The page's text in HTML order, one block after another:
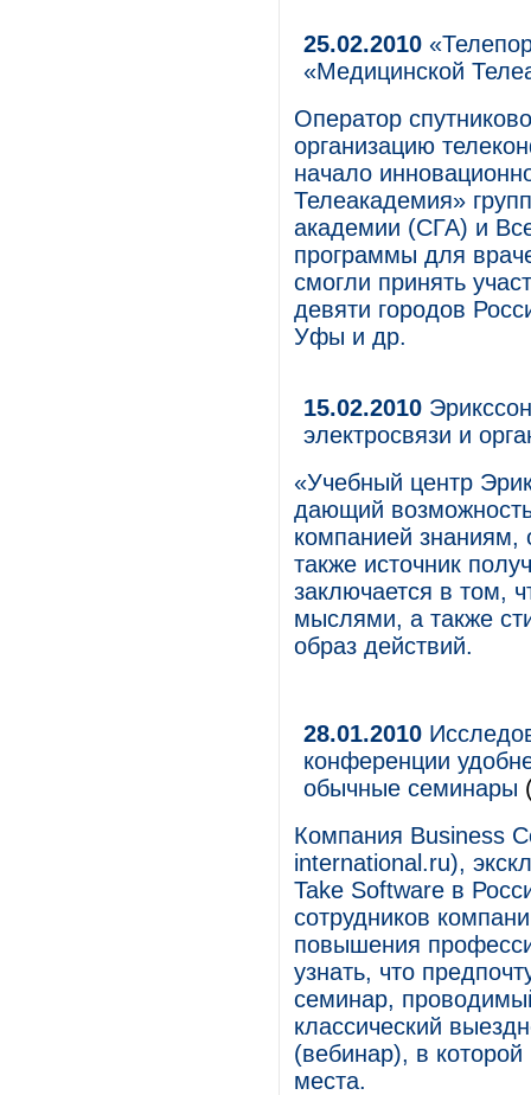
25.02.2010
«Медицинской
Оператор
организацию
начало
Телеакадемия»
академии (СГА) и
программы для
смогли принять
девяти городов
Уфы и др.
15.02.2010
электросвязи и
«Учебный центр
дающий
компанией
также источник
заключается в том,
мыслями, а также
образ действий.
28.01.2010
конференции
обычные семинары
Компания Business
international.ru),
Take Software в
сотрудников
повышения
узнать, что
семинар,
классический
(вебинар), в которой
места.